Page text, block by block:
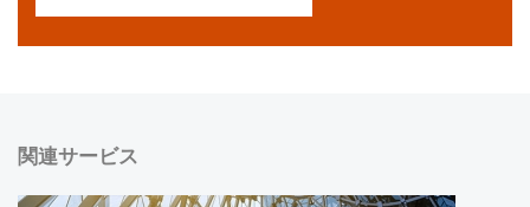
関連サービス